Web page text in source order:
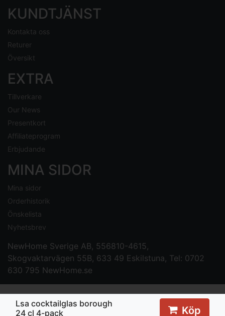
Lsa cocktailglas borough
24 cl 4-pack
Köp
KUNDTJÄNST
Kontakta oss
Returer
Översikt
EXTRA
Tillverkare
Our News
Presentkort
Affiliateprogram
Erbjudande
MINA SIDOR
Mina sidor
Orderhistorik
Önskelista
Nyhetsbrev
NewHome Sverige AB, 556810-4615,
Skogvaktarvägen 55B, 633 49 Eskilstuna, Tel: 0702
630 795 NewHome.se